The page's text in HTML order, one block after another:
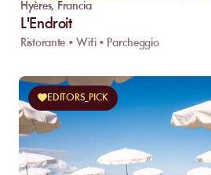
Hyères, Francia
L'Endroit
Ristorante • Wifi • Parcheggio
EDITORS_PICK